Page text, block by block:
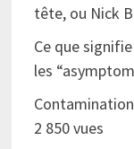
tête, ou Nick
Ce que
les
2 850 vues